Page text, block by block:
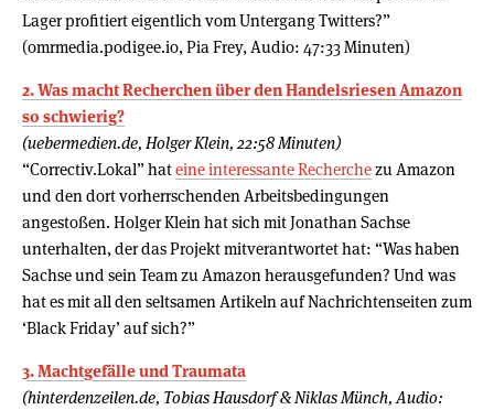
Lager profitiert eigentlich vom Untergang Twitters?”
(omrmedia.podigee.io, Pia Frey, Audio: 47:33 Minuten)
2. Was macht Recherchen über den Handelsriesen Amazon
so schwierig?
(uebermedien.de, Holger Klein, 22:58 Minuten)
“Correctiv.Lokal” hateine interessante Recherche zu Amazon
und den dort vorherrschenden Arbeitsbedingungen
angestoßen. Holger Klein hat sich mit Jonathan Sachse
unterhalten, der das Projekt mitverantwortet hat: “Was haben
Sachse und sein Team zu Amazon herausgefunden? Und was
hat es mit all den seltsamen Artikeln auf Nachrichtenseiten zum
‘Black Friday’ auf sich?”
3. Machtgefälle und Traumata
(hinterdenzeilen.de, Tobias Hausdorf & Niklas Münch, Audio: